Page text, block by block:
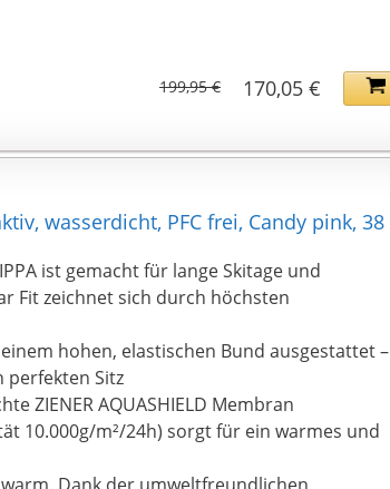
170,05 €
199,95 €
wasserdicht, PFC frei, Candy pink, 38
ist gemacht für lange Skitage und
Fit zeichnet sich durch höchsten
hohen, elastischen Bund ausgestattet –
perfekten Sitz
ZIENER AQUASHIELD Membran
10.000g/m²/24h) sorgt für ein warmes und